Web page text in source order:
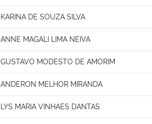
KARINA DE SOUZA SILVA
ANNE MAGALI LIMA NEIVA
GUSTAVO MODESTO DE AMORIM
ANDERON MELHOR MIRANDA
LYS MARIA VINHAES DANTAS